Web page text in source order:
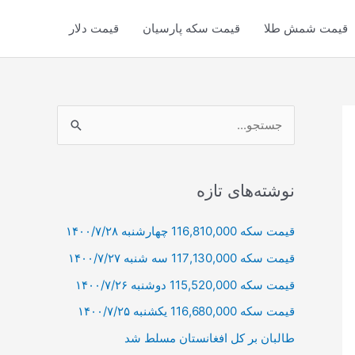
قیمت شمش طلا قیمت سکه پارسیان قیمت دلار
ج
ب
ر
ا
ی
نوشته‌های تازه
قیمت سکه 116,810,000 چهارشنبه ۱۴۰۰/۷/۲۸
قیمت سکه 117,130,000 سه شنبه ۱۴۰۰/۷/۲۷
قیمت سکه 115,520,000 دوشنبه ۱۴۰۰/۷/۲۶
قیمت سکه 116,680,000 یکشنبه ۱۴۰۰/۷/۲۵
طالبان بر كل افغانستان مسلط شد